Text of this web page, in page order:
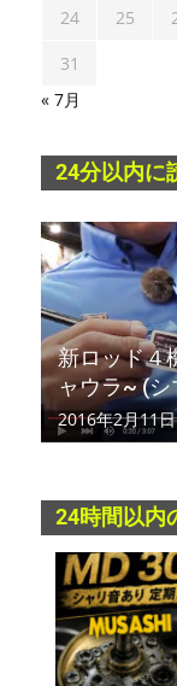
24
25
31
« 7月
24分以内に
新ロッド４
ャウラ~ (シ
2016年2月11日
24時間以内